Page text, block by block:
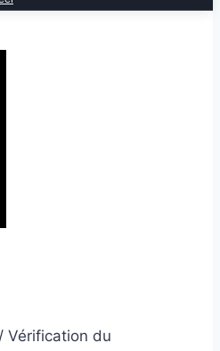
/ Vérification du